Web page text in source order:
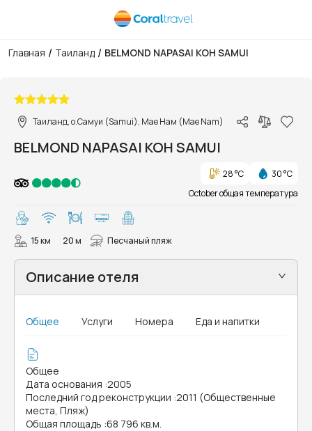
Главная / Таиланд / BELMOND NAPASAI KOH SAMUI
Таиланд, о.Самуи (Samui), Мае Нам (Mae Nam)
BELMOND NAPASAI KOH SAMUI
28 °C
30 °C
October общая температура
15 км 20 м Песчаный пляж
Описание отеля
Общее Услуги Номера Еда и напитки
Общее
Дата основания :2005
Последний год реконструкции :2011 (Общественные
места, Пляж)
Общая площадь :68 796 кв.м.